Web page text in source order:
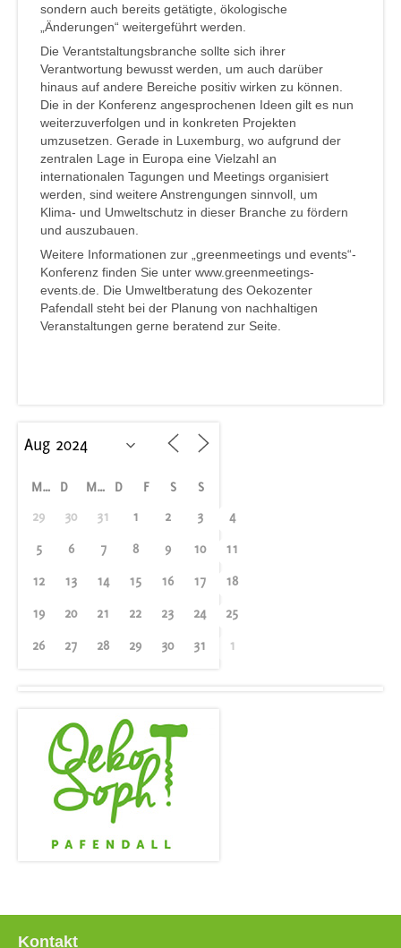
sondern auch bereits getätigte, ökologische
„Änderungen“ weitergeführt werden.
Die Verantstaltungsbranche sollte sich ihrer
Verantwortung bewusst werden, um auch darüber
hinaus auf andere Bereiche positiv wirken zu können.
Die in der Konferenz angesprochenen Ideen gilt es nun
weiterzuverfolgen und in konkreten Projekten
umzusetzen. Gerade in Luxemburg, wo aufgrund der
zentralen Lage in Europa eine Vielzahl an
internationalen Tagungen und Meetings organisiert
werden, sind weitere Anstrengungen sinnvoll, um
Klima- und Umweltschutz in dieser Branche zu fördern
und auszubauen.
Weitere Informationen zur „greenmeetings und events“-
Konferenz finden Sie unter www.greenmeetings-
events.de. Die Umweltberatung des Oekozenter
Pafendall steht bei der Planung von nachhaltigen
Veranstaltungen gerne beratend zur Seite.
M D M D F S
S
29
30 31 1 2 3 4
5 6 7 8 9 10 11
12 13 14 15 16 17 18
19 20 21 22 23 24 25
26 27 28 29 30 31 1
Kontakt